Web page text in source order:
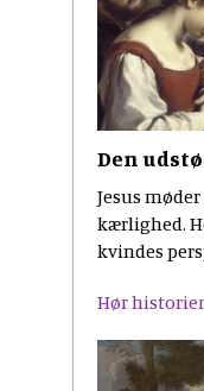
Den
Jesus
kærlighed.
kvindes
Hør